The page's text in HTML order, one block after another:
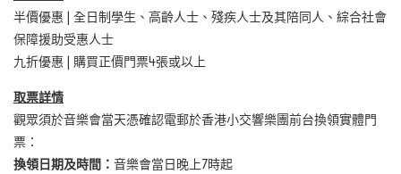
半價優惠 | 全日制學生、高齡人士、殘疾人士及其陪同人、綜合社會
保障援助受惠人士
九折優惠 | 購買正價門票4張或以上
取票詳情
觀眾須於音樂會當天憑確認電郵於香港小交響樂團前台換領實體門
票：
換領日期及時間 ： 音樂會當日晚上7時起